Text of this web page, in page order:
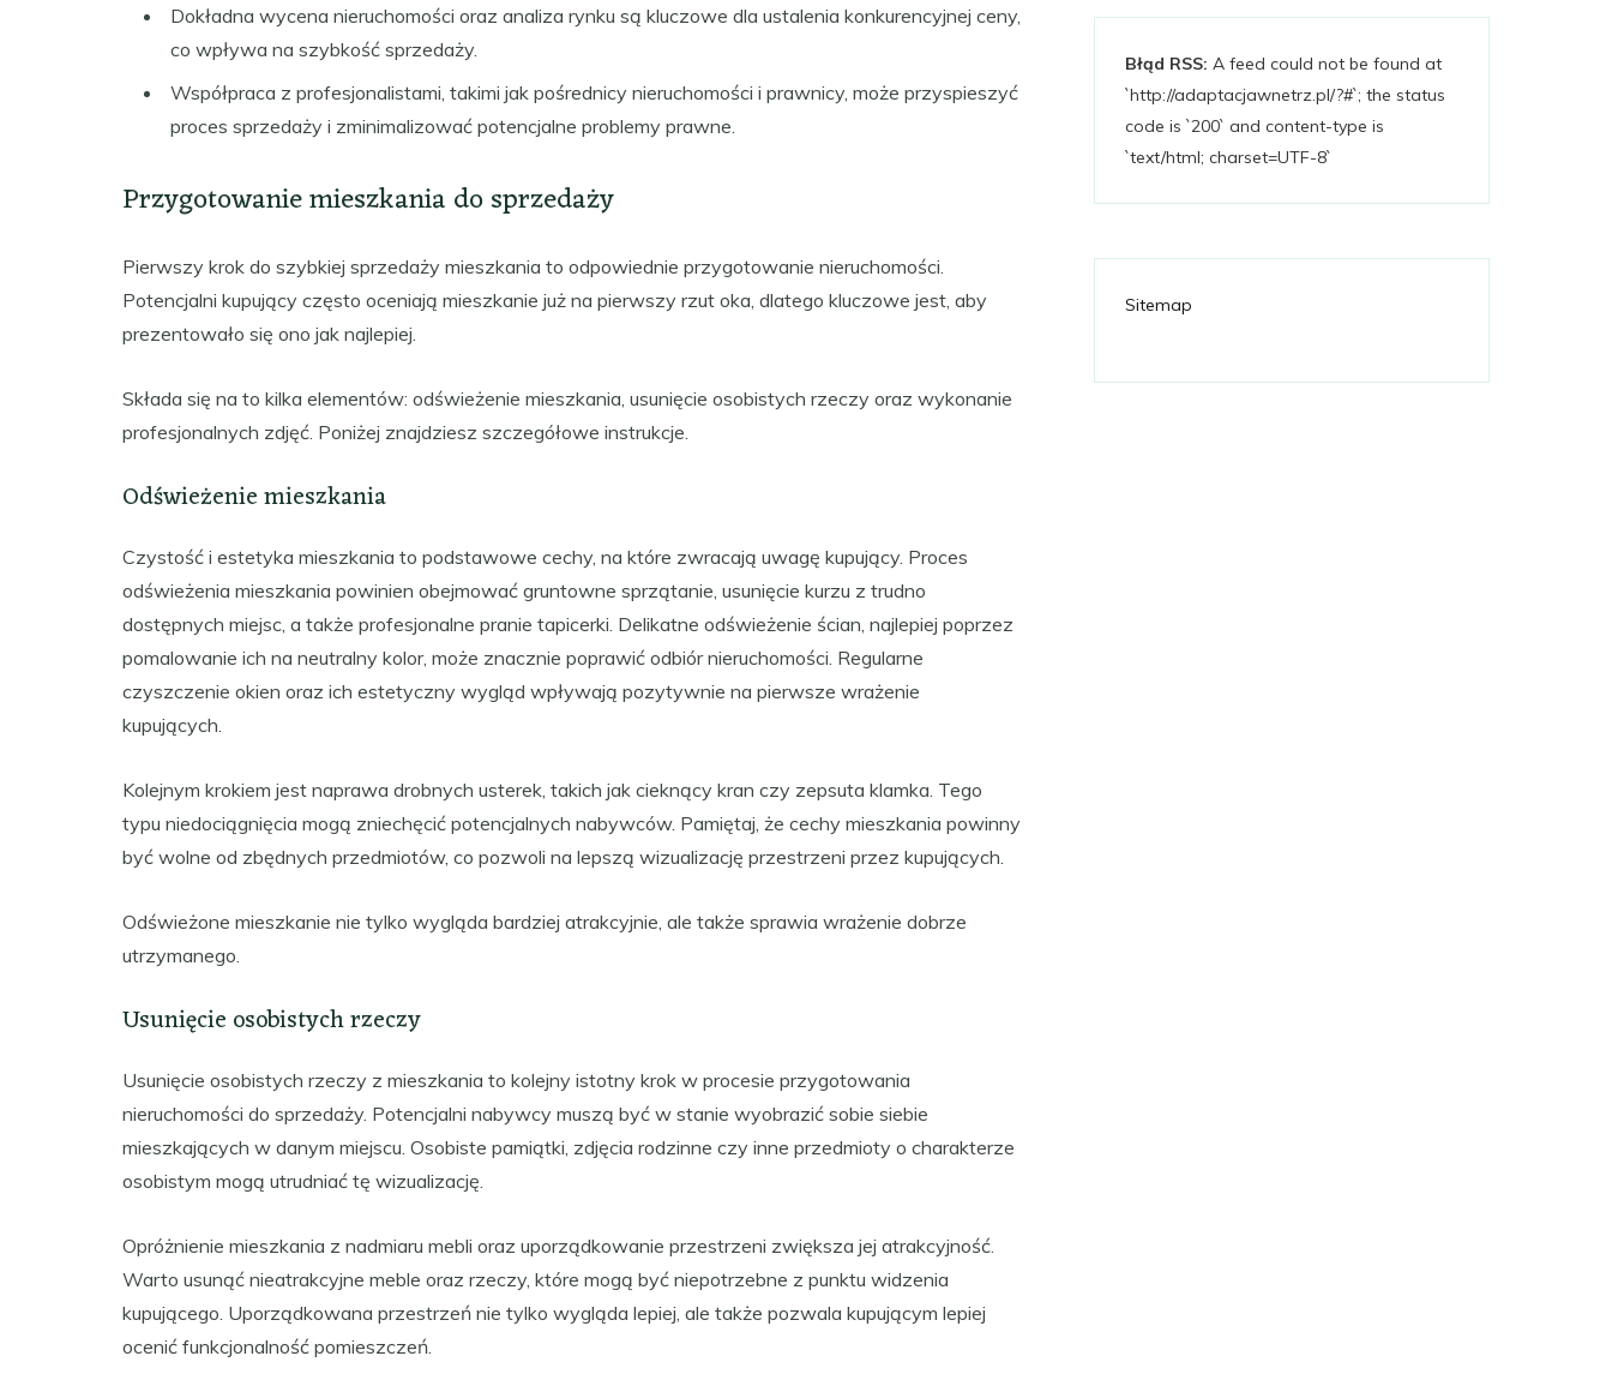
Dokładna wycena nieruchomości oraz analiza rynku są kluczowe dla ustalenia konkurencyjnej ceny,
co wpływa na szybkość sprzedaży.
Współpraca z profesjonalistami, takimi jak pośrednicy nieruchomości i prawnicy, może przyspieszyć
proces sprzedaży i zminimalizować potencjalne problemy prawne.
Przygotowanie mieszkania do sprzedaży
Pierwszy krok do szybkiej sprzedaży mieszkania to odpowiednie przygotowanie nieruchomości.
Potencjalni kupujący często oceniają mieszkanie już na pierwszy rzut oka, dlatego kluczowe jest, aby
prezentowało się ono jak najlepiej.
Składa się na to kilka elementów: odświeżenie mieszkania, usunięcie osobistych rzeczy oraz wykonanie
profesjonalnych zdjęć. Poniżej znajdziesz szczegółowe instrukcje.
Odświeżenie mieszkania
Czystość i estetyka mieszkania to podstawowe cechy, na które zwracają uwagę kupujący. Proces
odświeżenia mieszkania powinien obejmować gruntowne sprzątanie, usunięcie kurzu z trudno
dostępnych miejsc, a także profesjonalne pranie tapicerki. Delikatne odświeżenie ścian, najlepiej poprzez
pomalowanie ich na neutralny kolor, może znacznie poprawić odbiór nieruchomości. Regularne
czyszczenie okien oraz ich estetyczny wygląd wpływają pozytywnie na pierwsze wrażenie
kupujących.
Kolejnym krokiem jest naprawa drobnych usterek, takich jak cieknący kran czy zepsuta klamka. Tego
typu niedociągnięcia mogą zniechęcić potencjalnych nabywców. Pamiętaj, że cechy mieszkania powinny
być wolne od zbędnych przedmiotów, co pozwoli na lepszą wizualizację przestrzeni przez kupujących.
Odświeżone mieszkanie nie tylko wygląda bardziej atrakcyjnie, ale także sprawia wrażenie dobrze
utrzymanego.
Usunięcie osobistych rzeczy
Usunięcie osobistych rzeczy z mieszkania to kolejny istotny krok w procesie przygotowania
nieruchomości do sprzedaży. Potencjalni nabywcy muszą być w stanie wyobrazić sobie siebie
mieszkających w danym miejscu. Osobiste pamiątki, zdjęcia rodzinne czy inne przedmioty o charakterze
osobistym mogą utrudniać tę wizualizację.
Opróżnienie mieszkania z nadmiaru mebli oraz uporządkowanie przestrzeni zwiększa jej atrakcyjność.
Warto usunąć nieatrakcyjne meble oraz rzeczy, które mogą być niepotrzebne z punktu widzenia
kupującego. Uporządkowana przestrzeń nie tylko wygląda lepiej, ale także pozwala kupującym lepiej
ocenić funkcjonalność pomieszczeń.
Błąd RSS: A feed could not be found at
`http://adaptacjawnetrz.pl/?#`; the status
code is `200` and content-type is
`text/html; charset=UTF-8`
Sitemap